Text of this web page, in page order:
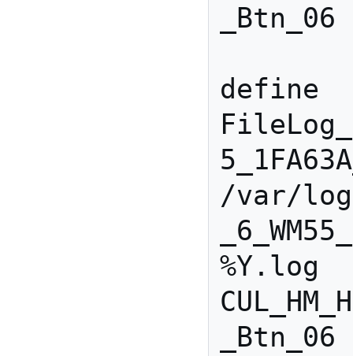
_Btn_06
define
/var/log/
%Y.log
_Btn_06